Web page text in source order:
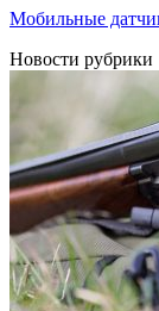
Мобильные
Новости рубрики